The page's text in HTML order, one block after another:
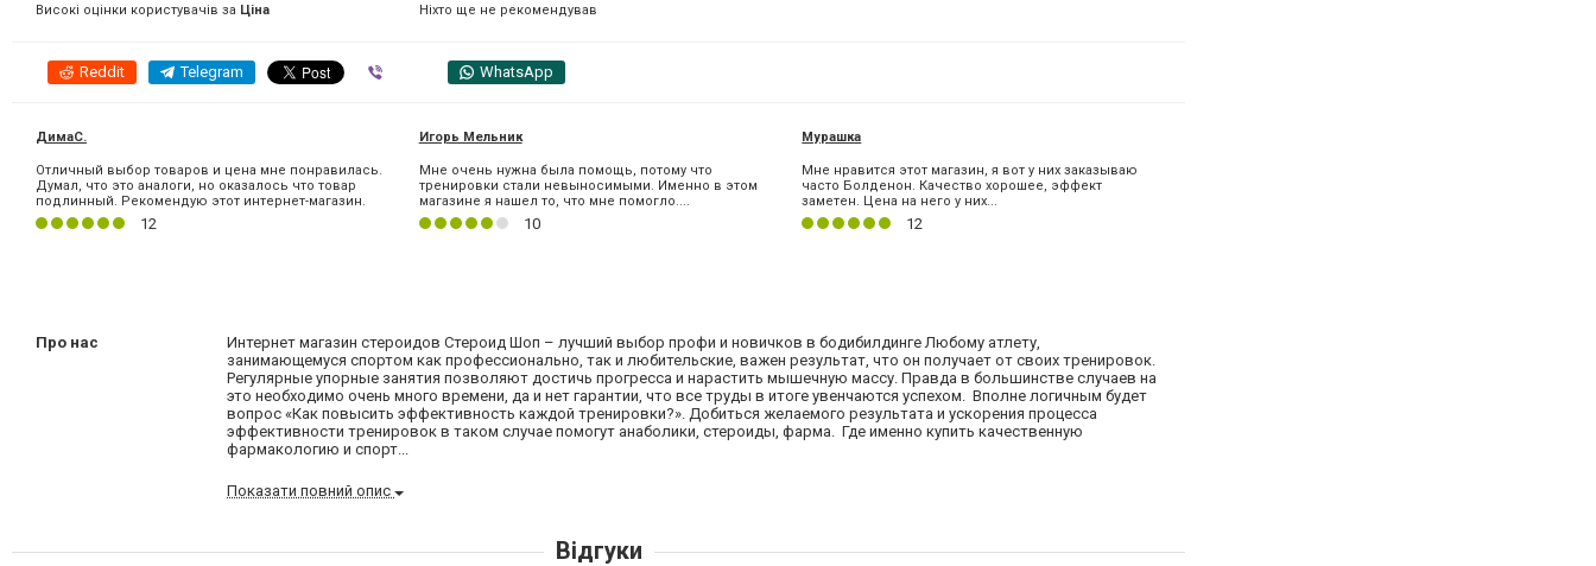
Високі оцінки користувачів за Ціна Ніхто ще не рекомендував
Reddit Telegram WhatsApp
ДимаС.
Отличный выбор товаров и цена мне понравилась.
Думал, что это аналоги, но оказалось что товар
подлинный. Рекомендую этот интернет-магазин.
12
Игорь Мельник
Мне очень нужна была помощь, потому что
тренировки стали невыносимыми. Именно в этом
магазине я нашел то, что мне помогло....
10
Мурашка
Мне нравится этот магазин, я вот у них заказываю
часто Болденон. Качество хорошее, эффект
заметен. Цена на него у них...
12
Про нас
Интернет магазин стероидов Стероид Шоп – лучший выбор профи и новичков в бодибилдинге Любому атлету,
занимающемуся спортом как профессионально, так и любительские, важен результат, что он получает от своих тренировок.
Регулярные упорные занятия позволяют достичь прогресса и нарастить мышечную массу. Правда в большинстве случаев на
это необходимо очень много времени, да и нет гарантии, что все труды в итоге увенчаются успехом. Вполне логичным будет
вопрос «Как повысить эффективность каждой тренировки?». Добиться желаемого результата и ускорения процесса
эффективности тренировок в таком случае помогут анаболики, стероиды, фарма. Где именно купить качественную
фармакологию и спорт...
Показати повний опис
Відгуки